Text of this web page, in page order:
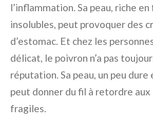
l’inflammation. Sa peau, riche en
insolubles, peut provoquer des
d’estomac. Et chez les
délicat, le poivron n’a pas
réputation. Sa peau, un peu dure
peut donner du fil à retordre
fragiles.